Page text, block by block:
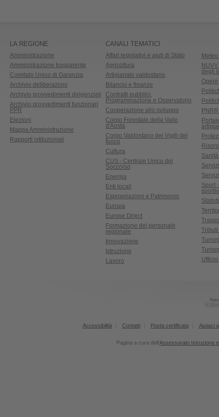
LA REGIONE
Amministrazione
Amministrazione trasparente
Comitato Unico di Garanzia
Archivio deliberazioni
Archivio provvedimenti dirigenziali
Archivio provvedimenti funzionari
PPR
Elezioni
Mappa Amministrazione
Rapporti istituzionali
CANALI TEMATICI
Affari legislativi e aiuti di Stato
Agricoltura
Artigianato valdostano
Bilancio e finanze
Contratti pubblici,
Programmazione e Osservatorio
Cooperazione allo sviluppo
Corpo Forestale della Valle
d'Aosta
Corpo Valdostano dei Vigili del
fuoco
Cultura
CUS - Centrale Unica del
Soccorso
Energia
Enti locali
Espropriazioni e Patrimonio
Europa
Europe Direct
Formazione del personale
regionale
Innovazione
Istruzione
Lavoro
degli
PNRR
Sanità
Sport
Accessibilità Contatti Posta certificata Aiutaci
Pagina a cura dell'Assessorato Istruzione